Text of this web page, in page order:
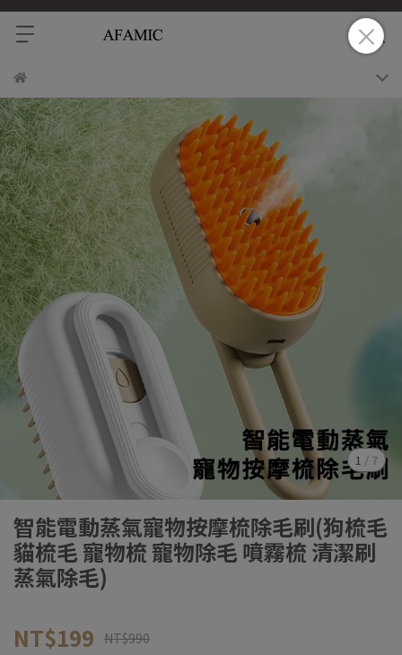
1 / 7
智能電動蒸氣寵物按摩梳除毛刷(狗梳毛
貓梳毛 寵物梳 寵物除毛 噴霧梳 清潔刷
蒸氣除毛)
NT$199 NT$990